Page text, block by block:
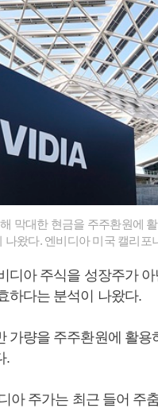
막대한 현금을 주주환원에
왔다. 엔비디아 미국 캘리포
디아 주식을 성장주가
하다는 분석이 나왔다.
가량을 주주환원에 활용
.
아 주가는 최근 들어 주